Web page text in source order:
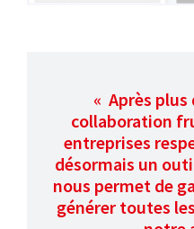
« Après plus
collaboration
entreprises
désormais un
nous permet de
générer toutes